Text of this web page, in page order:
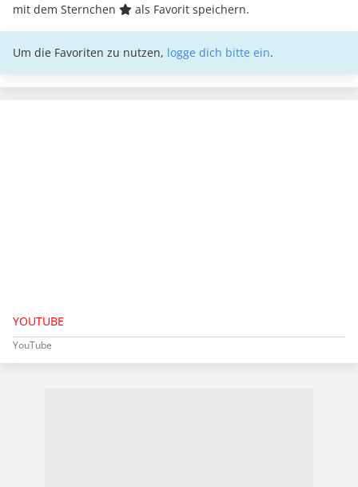
mit dem Sternchen
als Favorit speichern.
Um die Favoriten zu nutzen, logge dich bitte ein.
YOUTUBE
YouTube